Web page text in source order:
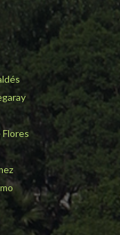
Flores